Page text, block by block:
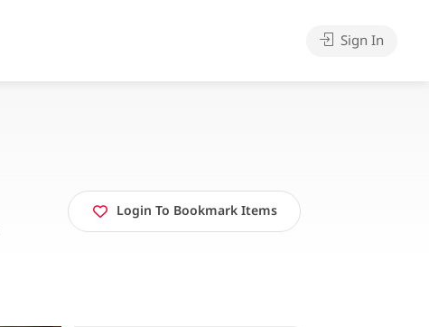
Sign In
Login To Bookmark Items